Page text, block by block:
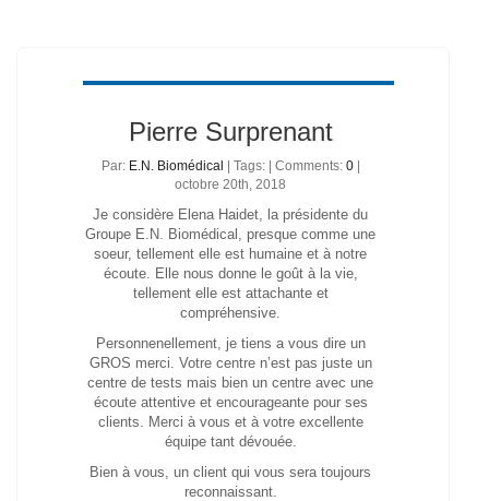
Pierre Surprenant
Par: E.N. Biomédical | Tags: | Comments: 0|
octobre 20th, 2018
Je considère Elena Haidet, la présidente du
Groupe E.N. Biomédical, presque comme une
soeur, tellement elle est humaine et à notre
écoute. Elle nous donne le goût à la vie,
tellement elle est attachante et
compréhensive.
Personnenellement, je tiens a vous dire un
GROS merci. Votre centre n’est pas juste un
centre de tests mais bien un centre avec une
écoute attentive et encourageante pour ses
clients. Merci à vous et à votre excellente
équipe tant dévouée.
Bien à vous, un client qui vous sera toujours
reconnaissant.